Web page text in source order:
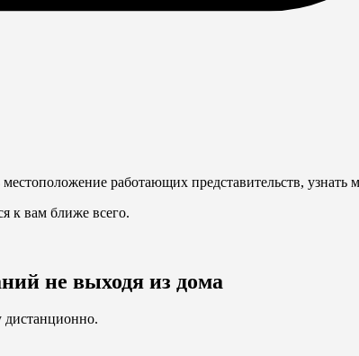
работающих представительств, узнать
к вам ближе всего.
не выходя из дома
дистанционно.